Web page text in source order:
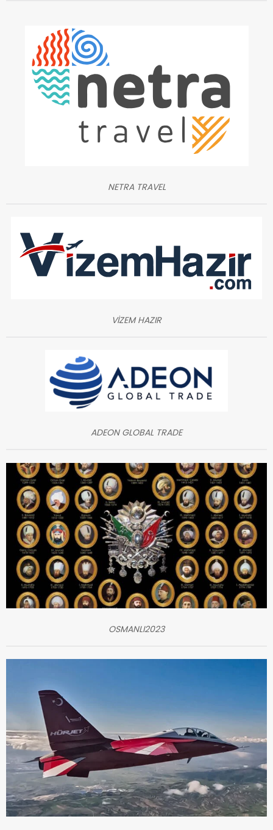
NETRA TRAVEL
VİZEM HAZIR
ADEON GLOBAL TRADE
OSMANLI2023